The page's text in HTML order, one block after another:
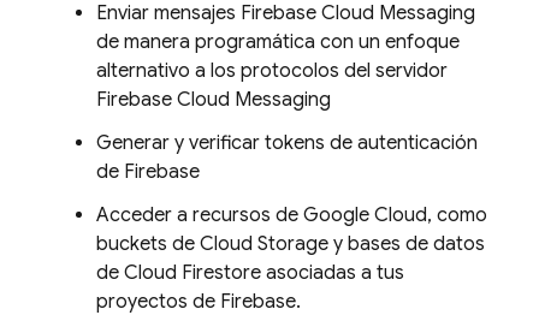
Enviar mensajes Firebase Cloud Messaging
de manera programática con un enfoque
alternativo a los protocolos del servidor
Firebase Cloud Messaging
Generar y verificar tokens de autenticación
de Firebase
Acceder a recursos de Google Cloud, como
buckets de Cloud Storage y bases de datos
de Cloud Firestore asociadas a tus
proyectos de Firebase.